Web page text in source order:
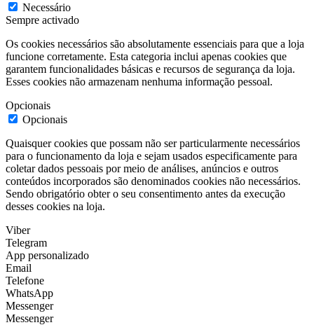
Necessário
Sempre activado
Os cookies necessários são absolutamente essenciais para que a loja
funcione corretamente. Esta categoria inclui apenas cookies que
garantem funcionalidades básicas e recursos de segurança da loja.
Esses cookies não armazenam nenhuma informação pessoal.
Opcionais
Opcionais
Quaisquer cookies que possam não ser particularmente necessários
para o funcionamento da loja e sejam usados especificamente para
coletar dados pessoais por meio de análises, anúncios e outros
conteúdos incorporados são denominados cookies não necessários.
Sendo obrigatório obter o seu consentimento antes da execução
desses cookies na loja.
Viber
Telegram
App personalizado
Email
Telefone
WhatsApp
Messenger
Messenger